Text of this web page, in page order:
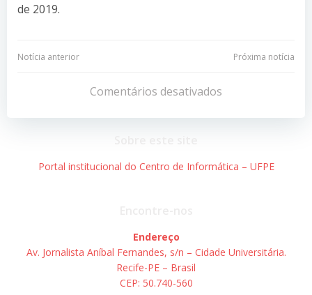
de 2019.
Navegação
Post
Notícia anterior
Navegação
de
Post
Próxima notícia
Comentários desativados
Portal institucional do Centro de Informática – UFPE
Endereço
Av. Jornalista Aníbal Fernandes, s/n – Cidade Universitária.
Recife-PE – Brasil
CEP: 50.740-560